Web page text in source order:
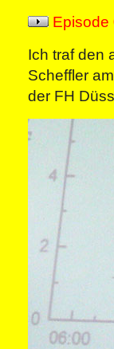
Episode
Ich traf den
Scheffler
der FH